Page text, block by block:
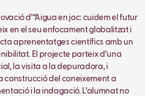
d’“Aigua en joc: cuidem el futur
en el seu enfocament globalitzat i
aprenentatges científics amb un
El projecte parteix d’una
la visita a la depuradora, i
construcció del coneixement a
i la indagació. L’alumnat no